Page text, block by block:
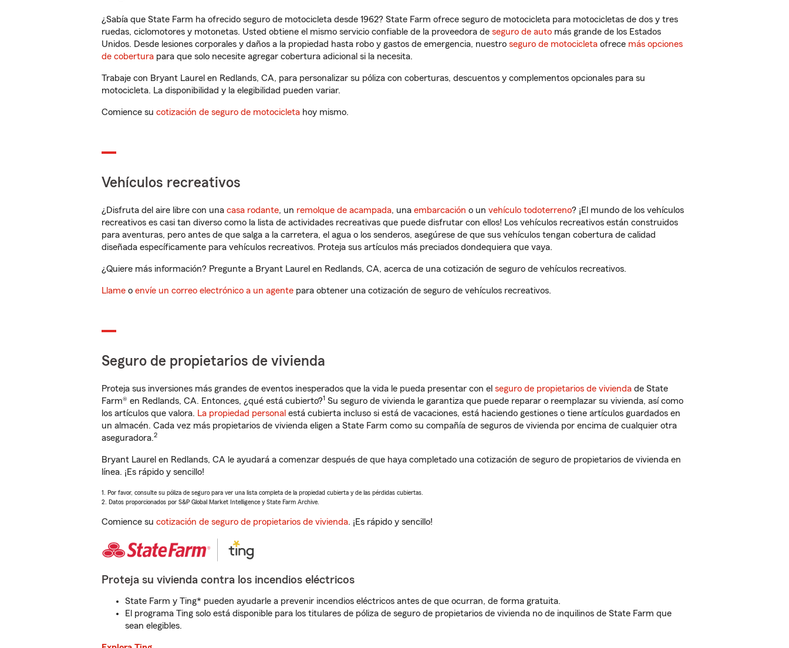
¿Sabía que State Farm ha ofrecido seguro de motocicleta desde 1962? State Farm ofrece seguro de motocicleta para motocicletas de dos y tres
ruedas, ciclomotores y motonetas. Usted obtiene el mismo servicio confiable de la proveedora de seguro de auto más grande de los Estados
Unidos. Desde lesiones corporales y daños a la propiedad hasta robo y gastos de emergencia, nuestro seguro de motocicleta ofrece más opciones
de cobertura para que solo necesite agregar cobertura adicional si la necesita.
Trabaje con Bryant Laurel en Redlands, CA, para personalizar su póliza con coberturas, descuentos y complementos opcionales para su
motocicleta. La disponibilidad y la elegibilidad pueden variar.
Comience su cotización de seguro de motocicleta hoy mismo.
Vehículos recreativos
¿Disfruta del aire libre con una casa rodante, un remolque de acampada, una embarcación o un vehículo todoterreno? ¡El mundo de los vehículos
recreativos es casi tan diverso como la lista de actividades recreativas que puede disfrutar con ellos! Los vehículos recreativos están construidos
para aventuras, pero antes de que salga a la carretera, el agua o los senderos, asegúrese de que sus vehículos tengan cobertura de calidad
diseñada específicamente para vehículos recreativos. Proteja sus artículos más preciados dondequiera que vaya.
¿Quiere más información? Pregunte a Bryant Laurel en Redlands, CA, acerca de una cotización de seguro de vehículos recreativos.
Llame o envíe un correo electrónico a un agente para obtener una cotización de seguro de vehículos recreativos.
Seguro de propietarios de vivienda
Proteja sus inversiones más grandes de eventos inesperados que la vida le pueda presentar con el seguro de propietarios de vivienda de State
Farm® en Redlands, CA. Entonces, ¿qué está cubierto?1 Su seguro de vivienda le garantiza que puede reparar o reemplazar su vivienda, así como
los artículos que valora. La propiedad personal está cubierta incluso si está de vacaciones, está haciendo gestiones o tiene artículos guardados en
un almacén. Cada vez más propietarios de vivienda eligen a State Farm como su compañía de seguros de vivienda por encima de cualquier otra
aseguradora.2
Bryant Laurel en Redlands, CA le ayudará a comenzar después de que haya completado una cotización de seguro de propietarios de vivienda en
línea. ¡Es rápido y sencillo!
1. Por favor, consulte su póliza de seguro para ver una lista completa de la propiedad cubierta y de las pérdidas cubiertas.
2. Datos proporcionados por S&P Global Market Intelligence y State Farm Archive.
Comience su cotización de seguro de propietarios de vivienda. ¡Es rápido y sencillo!
Proteja su vivienda contra los incendios eléctricos
State Farm y Ting* pueden ayudarle a prevenir incendios eléctricos antes de que ocurran, de forma gratuita.
El programa Ting solo está disponible para los titulares de póliza de seguro de propietarios de vivienda no de inquilinos de State Farm que
sean elegibles.